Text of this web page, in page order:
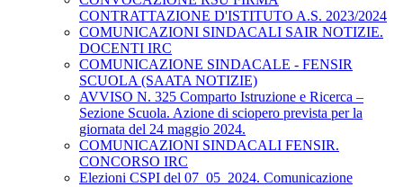
CONTRATTAZIONE D'ISTITUTO A.S. 2023/2024
COMUNICAZIONI SINDACALI SAIR NOTIZIE.
DOCENTI IRC
COMUNICAZIONE SINDACALE - FENSIR
SCUOLA (SAATA NOTIZIE)
AVVISO N. 325 Comparto Istruzione e Ricerca –
Sezione Scuola. Azione di sciopero prevista per la
giornata del 24 maggio 2024.
COMUNICAZIONI SINDACALI FENSIR.
CONCORSO IRC
Elezioni CSPI del 07_05_2024. Comunicazione